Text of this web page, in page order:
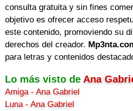
consulta gratuita y sin fines
objetivo es ofrecer acceso
este contenido, promoviendo su
derechos del creador.
para letras y contenidos
Lo más visto de Ana
Amiga - Ana Gabriel
Luna - Ana Gabriel